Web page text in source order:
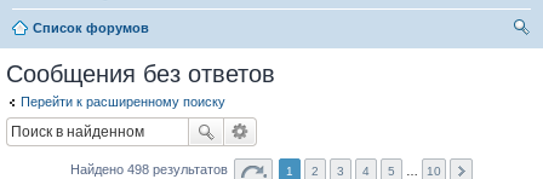
Список форумов
Сообщения без ответов
Перейти к расширенному поиску
Найдено 498 результатов 1 2 3 4 5 10